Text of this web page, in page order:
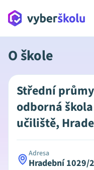
O škole
Střední
odborná
učiliště,
Adresa
Hradební 1029/